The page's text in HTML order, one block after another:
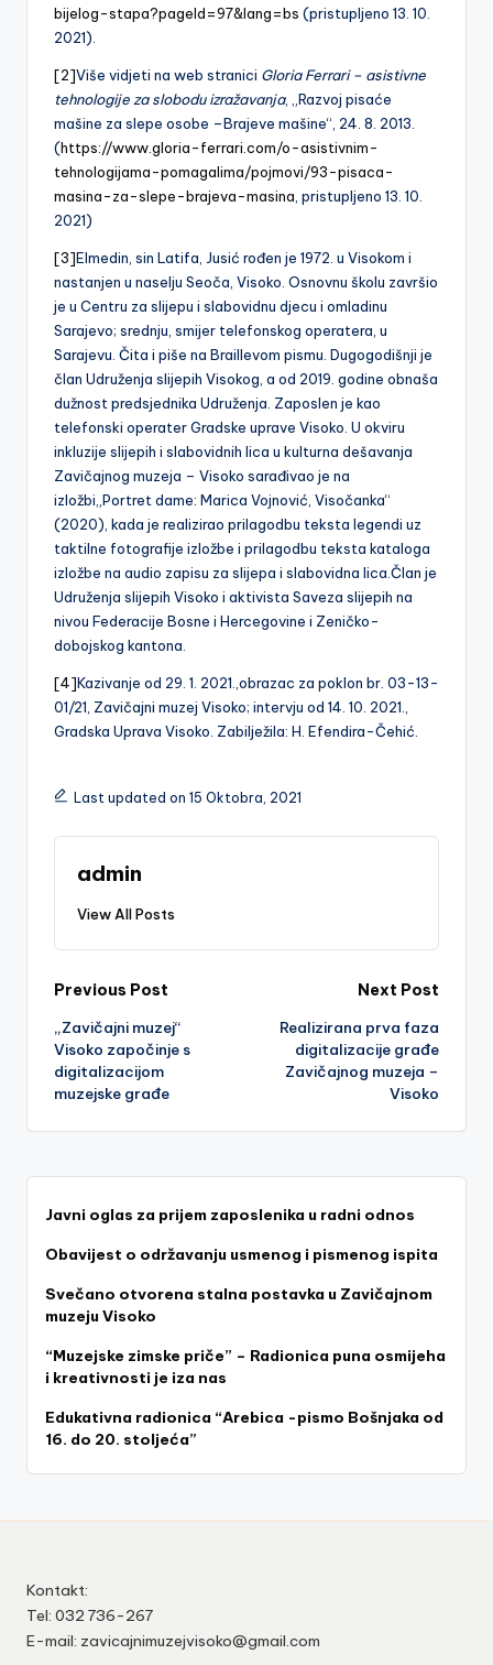
bijelog-stapa?pageId=97&lang=bs (pristupljeno 13. 10.
2021).
[2]Više vidjeti na web stranici Gloria Ferrari – asistivne
tehnologije za slobodu izražavanja, „Razvoj pisaće
mašine za slepe osobe –Brajeve mašine“, 24. 8. 2013.
(https://www.gloria-ferrari.com/o-asistivnim-
tehnologijama-pomagalima/pojmovi/93-pisaca-
masina-za-slepe-brajeva-masina , pristupljeno 13. 10.
2021)
[3]Elmedin, sin Latifa, Jusić rođen je 1972. u Visokom i
nastanjen u naselju Seoča, Visoko. Osnovnu školu završio
je u Centru za slijepu i slabovidnu djecu i omladinu
Sarajevo; srednju, smijer telefonskog operatera, u
Sarajevu. Čita i piše na Braillevom pismu. Dugogodišnji je
član Udruženja slijepih Visokog, a od 2019. godine obnaša
dužnost predsjednika Udruženja. Zaposlen je kao
telefonski operater Gradske uprave Visoko. U okviru
inkluzije slijepih i slabovidnih lica u kulturna dešavanja
Zavičajnog muzeja – Visoko sarađivao je na
izložbi„Portret dame: Marica Vojnović, Visočanka“
(2020), kada je realizirao prilagodbu teksta legendi uz
taktilne fotografije izložbe i prilagodbu teksta kataloga
izložbe na audio zapisu za slijepa i slabovidna lica.Član je
Udruženja slijepih Visoko i aktivista Saveza slijepih na
nivou Federacije Bosne i Hercegovine i Zeničko-
dobojskog kantona.
[4]Kazivanje od 29. 1. 2021.,obrazac za poklon br. 03-13-
01/21, Zavičajni muzej Visoko; intervju od 14. 10. 2021.,
Gradska Uprava Visoko. Zabilježila: H. Efendira-Čehić.
Last updated on 15 Oktobra, 2021
admin
View All Posts
Post
navigation
Previous Post
„Zavičajni muzej“
Visoko započinje s
digitalizacijom
muzejske građe
Next Post
Realizirana prva faza
digitalizacije građe
Zavičajnog muzeja –
Visoko
Javni oglas za prijem zaposlenika u radni odnos
Obavijest o održavanju usmenog i pismenog ispita
Svečano otvorena stalna postavka u Zavičajnom
muzeju Visoko
“Muzejske zimske priče” – Radionica puna osmijeha
i kreativnosti je iza nas
Edukativna radionica “Arebica -pismo Bošnjaka od
16. do 20. stoljeća”
Kontakt:
Tel: 032 736-267
E-mail: zavicajnimuzejvisoko@gmail.com